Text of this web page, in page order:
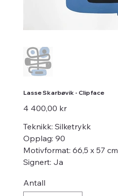
Lasse Skarbøvik - Clip face
Pris
4 400,00 kr
Teknikk: Silketrykk
Opplag: 90
Motivformat: 66,5 x 57 cm
Signert: Ja
Antall